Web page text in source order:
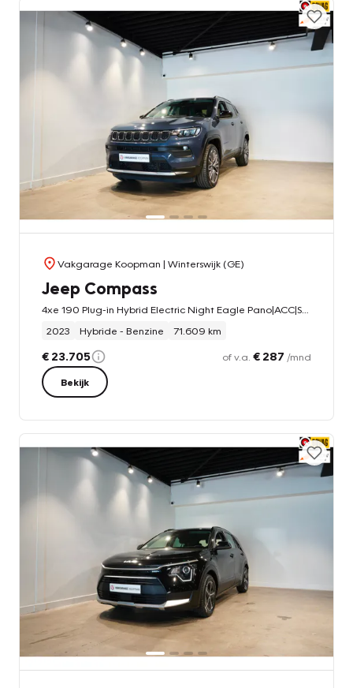
Vakgarage Koopman | Winterswijk (GE)
Jeep Compass
2023
Hybride - Benzine 71.609 km
€ 23.705 of v.a. € 287 /mnd
Bekijk